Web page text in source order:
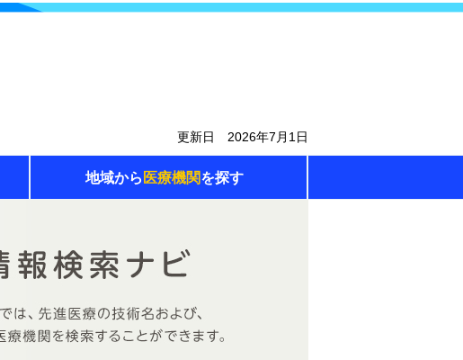
更新日 2026年7月1日
地域から 医療機関を探す